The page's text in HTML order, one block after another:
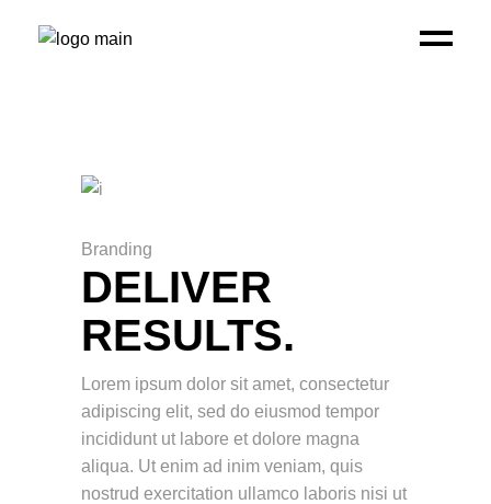
Branding
DELIVER
RESULTS.
Lorem ipsum dolor sit amet, consectetur
adipiscing elit, sed do eiusmod tempor
incididunt ut labore et dolore magna
aliqua. Ut enim ad inim veniam, quis
nostrud exercitation ullamco laboris nisi ut